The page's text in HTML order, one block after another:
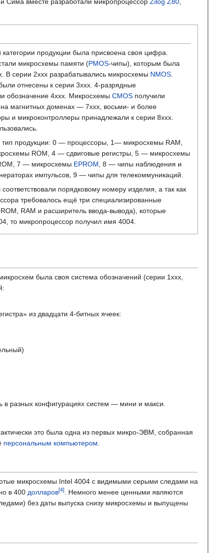
продукции была присвоена своя цифра.
микросхемы памяти (PMOS-чипы), которым была
В серии 2xxx разрабатывались микросхемы NMOS.
отнесены к серии 3xxx. 4-разрядные
обозначение 4xxx. Микросхемы CMOSполучили
магнитных доменах — 7xxx, восьми- и более
и микроконтроллеры принадлежали к серии 8xxx.
продукции: 0 — процессоры, 1— микросхемы RAM,
ROM, 4 — сдвиговые регистры, 5 — микросхемы
7 — микросхемы EPROM , 8 — чипы наблюдения и
импульсов, 9 — чипы для телекоммуникаций.
порядковому номеру изделия, а так как
требовалось ещё три специализированные
RAM и расширитель ввода-вывода), которые
то микропроцессор получил имя 4004.
была своя система обозначений (серии 1xxx,
из двадцати 4-битных ячеек:
в разных конфигурациях систем — мини и макси.
это была одна из первых микро-ЭВМ, собранная
персональным компьютером
микросхемы Intel 4004 с видимыми серыми следами на
в 400 долларов
. Немного менее ценными являются
без даты выпуска снизу микросхемы и выпущены